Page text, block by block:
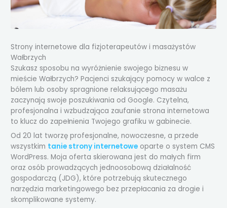
Strony internetowe dla fizjoterapeutów i masażystów
Wałbrzych
Szukasz sposobu na wyróżnienie swojego biznesu w
mieście Wałbrzych? Pacjenci szukający pomocy w walce z
bólem lub osoby spragnione relaksującego masażu
zaczynają swoje poszukiwania od Google. Czytelna,
profesjonalna i wzbudzająca zaufanie strona internetowa
to klucz do zapełnienia Twojego grafiku w gabinecie.
Od 20 lat tworzę profesjonalne, nowoczesne, a przede
wszystkim tanie strony internetowe oparte o system CMS
WordPress. Moja oferta skierowana jest do małych firm
oraz osób prowadzących jednoosobową działalność
gospodarczą (JDG), które potrzebują skutecznego
narzędzia marketingowego bez przepłacania za drogie i
skomplikowane systemy.